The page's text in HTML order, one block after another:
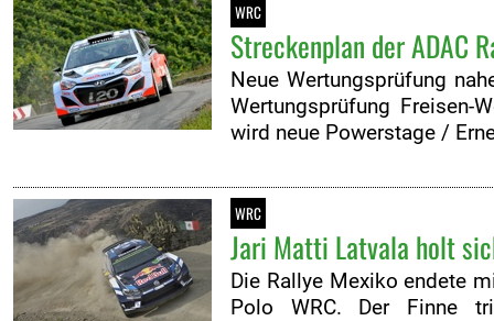
WRC
Streckenplan der ADAC
Neue Wertungsprüfung
Wertungsprüfung Freisen-
wird neue Powerstage /
WRC
Jari Matti Latvala holt
Die Rallye Mexiko endete
Polo WRC. Der Finne